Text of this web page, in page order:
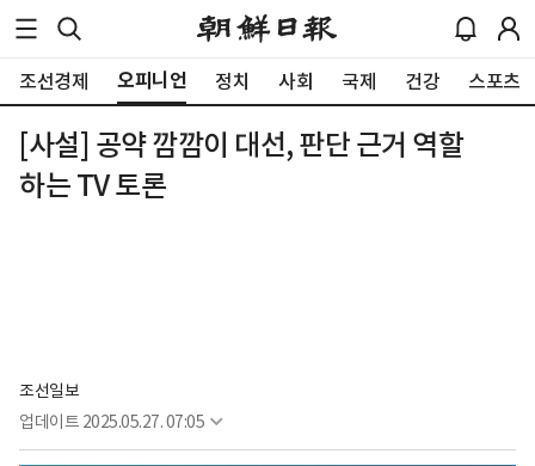
조선경제 오피니언 정치 사회 국제 건강 스포츠
[사설] 공약 깜깜이 대선, 판단 근거 역할
하는 TV 토론
조선일보
업데이트 2025.05.27. 07:05